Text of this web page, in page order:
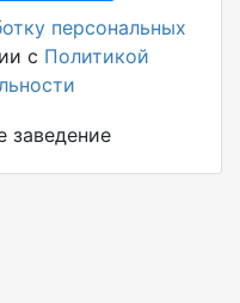
персональных
с Политикой
заведение